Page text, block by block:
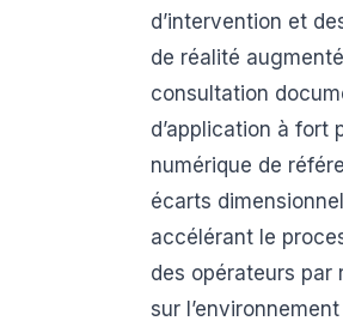
d’intervention et
de réalité
consultation
d’application à fort
numérique de
écarts
accélérant le
des opérateurs par
sur